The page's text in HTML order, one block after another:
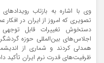
وی با اشاره به بازتاب
تصویری که امروز از ایران در
دستخوش تغییرات قابل
اجلاس‌های بین‌المللی حوزه
همدلی کردند و شماری از
ظرفیت‌های قدرت نرم ایران تأکید